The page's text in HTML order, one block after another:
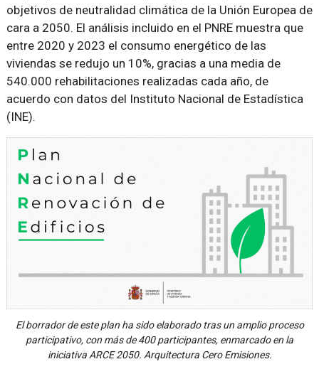
objetivos de neutralidad climática de la Unión Europea de
cara a 2050. El análisis incluido en el PNRE muestra que
entre 2020 y 2023 el consumo energético de las
viviendas se redujo un 10%, gracias a una media de
540.000 rehabilitaciones realizadas cada año, de
acuerdo con datos del Instituto Nacional de Estadística
(INE).
El borrador de este plan ha sido elaborado tras un amplio proceso
participativo, con más de 400 participantes, enmarcado en la
iniciativa ARCE 2050. Arquitectura Cero Emisiones.